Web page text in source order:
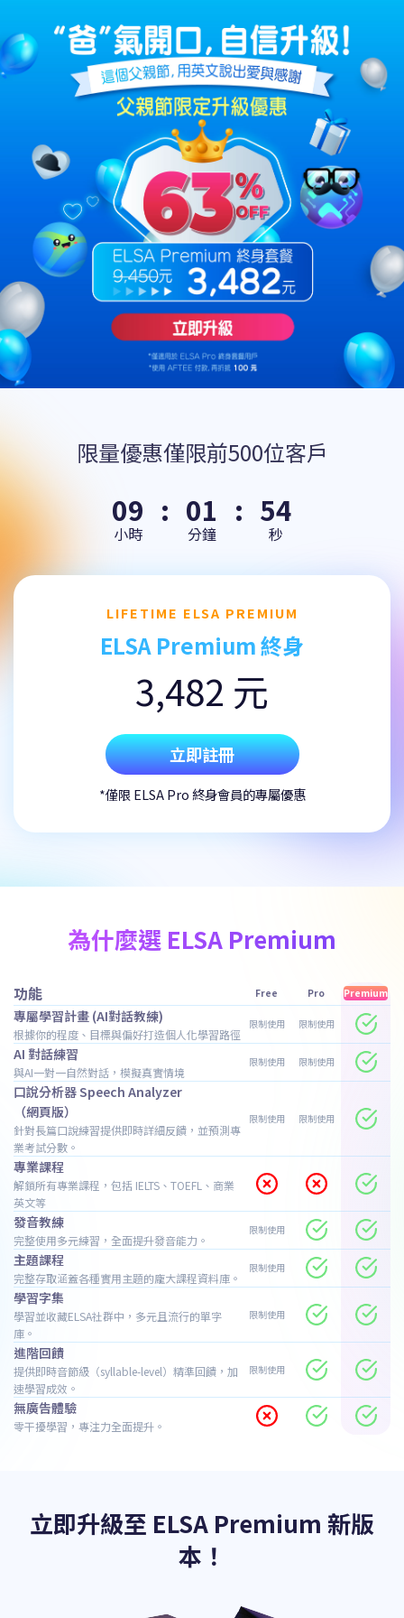
限量優惠僅限前500位客戶
09
小時
: 01
分鐘
: 53
秒
LIFETIME ELSA PREMIUM
ELSA Premium 終身
3,482 元
立即註冊
*僅限 ELSA Pro 終身會員的專屬優惠
為什麼選 ELSA Premium
功能 Free Pro Premium
專屬學習計畫 (AI對話教練)
根據你的程度、目標與偏好打造個人化學習路徑
限制使用 限制使用
AI 對話練習
與AI一對一自然對話，模擬真實情境
限制使用 限制使用
口說分析器 Speech Analyzer
（網頁版）
針對長篇口說練習提供即時詳細反饋，並預測專
業考試分數。
限制使用 限制使用
專業課程
解鎖所有專業課程，包括 IELTS、TOEFL、商業
英文等
發音教練
完整使用多元練習，全面提升發音能力。
限制使用
主題課程
完整存取涵蓋各種實用主題的龐大課程資料庫。
限制使用
學習字集
學習並收藏ELSA社群中，多元且流行的單字
庫。
限制使用
進階回饋
提供即時音節級（syllable-level）精準回饋，加
速學習成效。
限制使用
無廣告體驗
零干擾學習，專注力全面提升。
立即升級至 ELSA Premium 新版
本！